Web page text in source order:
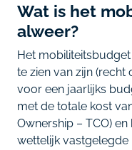
Wat is het
alweer?
Het
te zien van zijn (recht
voor een jaarlijks
met de totale kost
Ownership – TCO)
wettelijk vastgelegde